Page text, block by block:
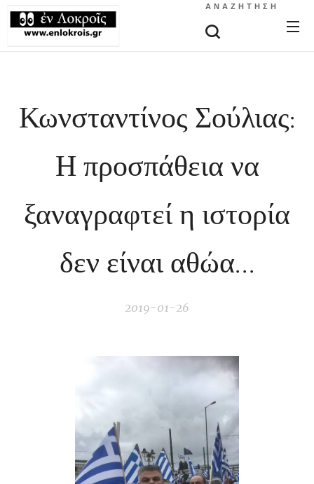
ΑΝΑΖΉΤΗΣΗ
Κωνσταντίνος Σούλιας:
Η προσπάθεια να
ξαναγραφτεί η ιστορία
δεν είναι αθώα...
2019-01-26